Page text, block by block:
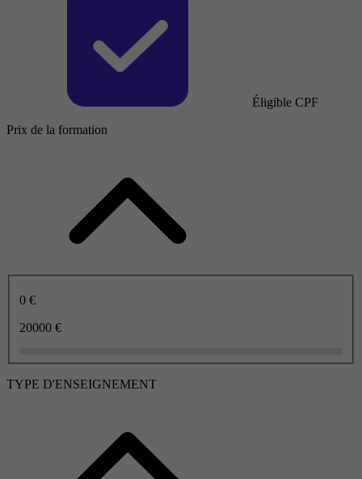
Éligible CPF
Prix de la formation
0 €
20000 €
TYPE D'ENSEIGNEMENT